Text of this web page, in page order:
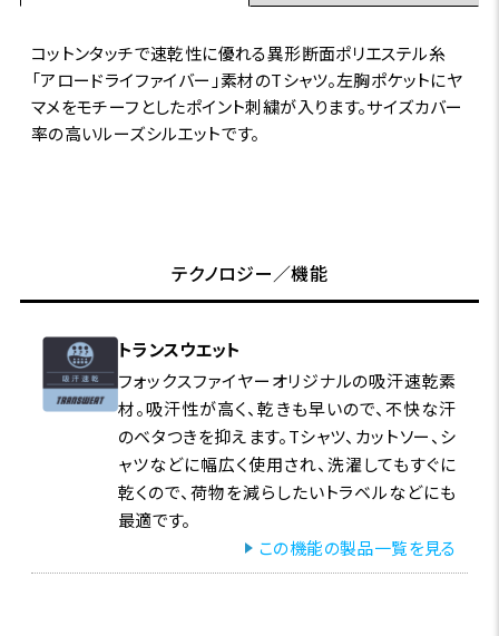
コットンタッチで速乾性に優れる異形断面ポリエステル糸
「アロードライファイバー」素材のTシャツ。左胸ポケットにヤ
マメをモチーフとしたポイント刺繍が入ります。サイズカバー
率の高いルーズシルエットです。
テクノロジー／機能
トランスウエット
フォックスファイヤーオリジナルの吸汗速乾素
材。吸汗性が高く、乾きも早いので、不快な汗
のベタつきを抑えます。Tシャツ、カットソー、シ
ャツなどに幅広く使用され、洗濯してもすぐに
乾くので、荷物を減らしたいトラベルなどにも
最適です。
この機能の製品一覧を見る